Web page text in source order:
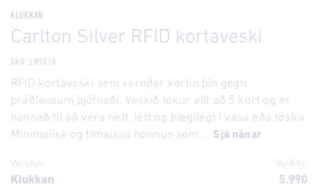
KLUKKAN
Carlton Silver RFID kortaveski
SKU: LW5018
RFID kortaveski sem verndar kortin þín gegn
þráðlausum þjófnaði. Veskið tekur allt að 5 kort og er
hannað til að vera nett, létt og þægilegt í vasa eða tösku.
Minimalísk og tímalaus hönnun sem ... Sjá nánar
Verslun Verð kr.
Klukkan 5.990